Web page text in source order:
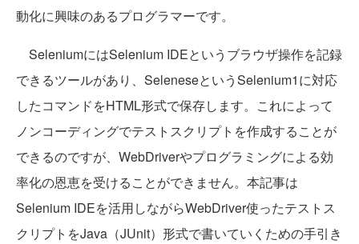
動化に興味のあるプログラマーです。
SeleniumにはSelenium IDEというブラウザ操作を記録
できるツールがあり、SeleneseというSelenium1に対応
したコマンドをHTML形式で保存します。これによって
ノンコーディングでテストスクリプトを作成することが
できるのですが、WebDriverやプログラミングによる効
率化の恩恵を受けることができません。本記事は
Selenium IDEを活用しながらWebDriver使ったテストス
クリプトをJava（JUnit）形式で書いていくための手引き